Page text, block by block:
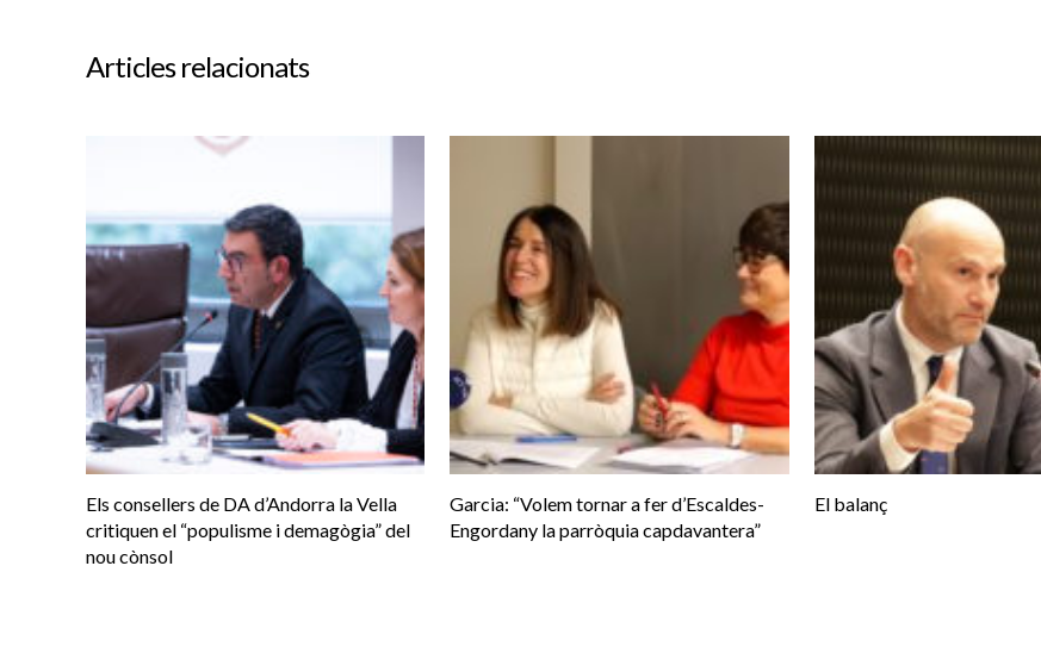
Articles relacionats
Els consellers de DA d’Andorra la Vella
critiquen el “populisme i demagògia” del
nou cònsol
Garcia: “Volem tornar a fer d’Escaldes-
Engordany la parròquia capdavantera”
El balanç